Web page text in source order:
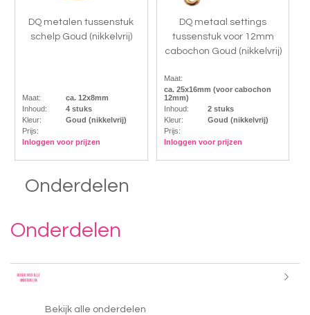
DQ metalen tussenstuk
schelp Goud (nikkelvrij)
Maat:
ca. 12x8mm
Inhoud:
4 stuks
Kleur:
Goud (nikkelvrij)
Prijs:
Inloggen voor prijzen
DQ metaal settings
tussenstuk voor 12mm
cabochon Goud (nikkelvrij)
Maat:
ca. 25x16mm (voor cabochon
12mm)
Inhoud:
2 stuks
Kleur:
Goud (nikkelvrij)
Prijs:
Inloggen voor prijzen
Onderdelen
Onderdelen
Bekijk alle onderdelen